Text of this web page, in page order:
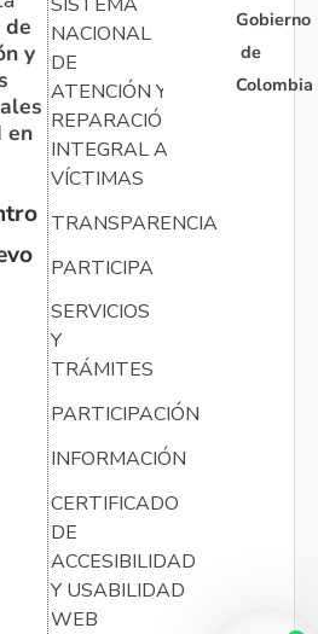
de
y
en
NACIONAL
DE
ATENCIÓN Y
REPARACIÓN
INTEGRAL A
VÍCTIMAS
TRANSPARENCIA
PARTICIPA
SERVICIOS
Y
TRÁMITES
PARTICIPACIÓN
INFORMACIÓN
CERTIFICADO
DE
ACCESIBILIDAD
Y USABILIDAD
WEB
Gobierno
de
Colombia